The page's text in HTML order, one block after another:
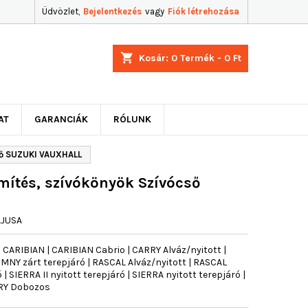
Üdvözlet, Bejelentkezés vagy Fiók létrehozása
shopping_cart Kosár: 0 Termék - 0 Ft
GARANCIÁK RÓLUNK
VAUXHALL
szívókönyök Szívócső
| CARIBIAN Cabrio | CARRY Alváz/nyitott |
zárt terepjáró | RASCAL Alváz/nyitott | RASCAL
SIERRA II nyitott terepjáró | SIERRA nyitott terepjáró |
Dobozos